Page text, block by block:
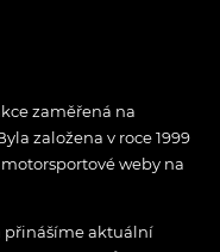
zaměřená na
založena v roce 1999
weby na
přinášíme aktuální